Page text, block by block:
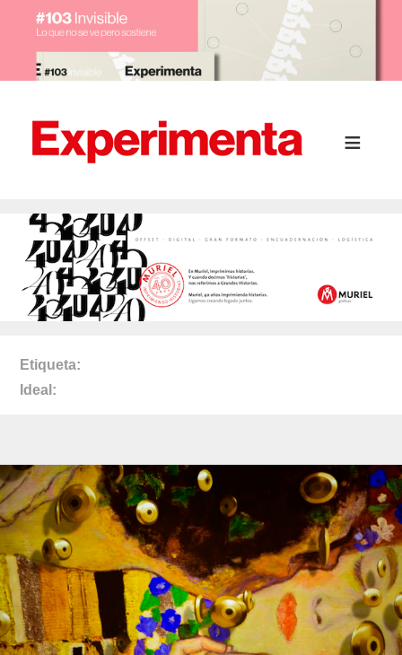
Etiqueta
Ideal